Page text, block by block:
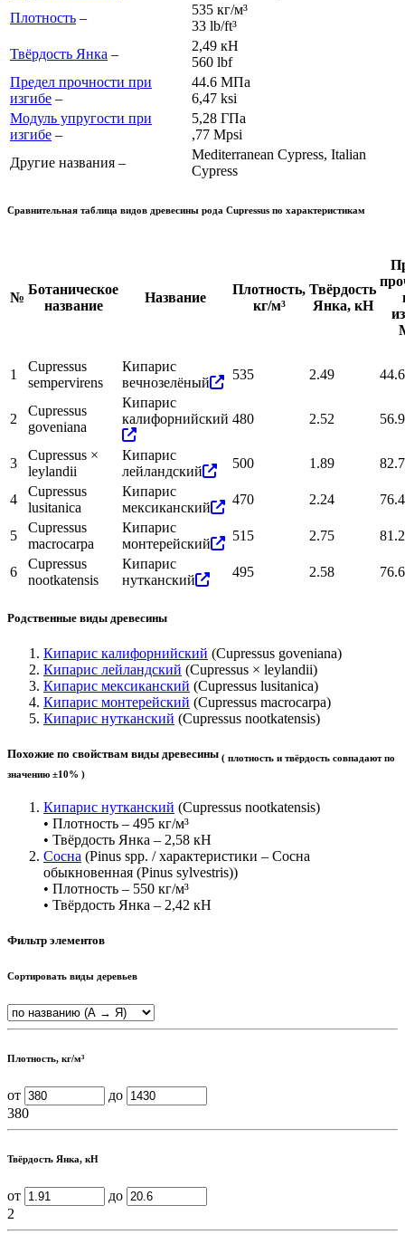
Плотность –
535 кг/м³
33 lb/ft³
Твёрдость Янка –
2,49 кН
560 lbf
Предел прочности при
изгибе –
44.6 МПа
6,47 ksi
Модуль упругости при
изгибе –
5,28 ГПа
,77 Mpsi
Другие названия –
Mediterranean Cypress, Italian
Cypress
Сравнительная таблица видов древесины рода Cupressus по характеристикам
№
Ботаническое
название
Название
Плотность,
кг/м³
Твёрдость
Янка, кН
1
Cupressus
sempervirens
Кипарис
вечнозелёный
535 2.49 44.6
2
Cupressus
goveniana
Кипарис
калифорнийский 480 2.52 56.9
3
Cupressus ×
leylandii
Кипарис
лейландский
500 1.89 82.7
4
Cupressus
lusitanica
Кипарис
мексиканский
470 2.24 76.4
5
Cupressus
macrocarpa
Кипарис
монтерейский
515 2.75 81.2
6
Cupressus
nootkatensis
Кипарис
нутканский
495 2.58 76.6
Родственные виды древесины
Кипарис калифорнийский (Cupressus goveniana)
Кипарис лейландский (Cupressus × leylandii)
Кипарис мексиканский (Cupressus lusitanica)
Кипарис монтерейский (Cupressus macrocarpa)
Кипарис нутканский (Cupressus nootkatensis)
Похожие по свойствам виды древесины ( плотность и твёрдость совпадают по
значению ±10% )
Кипарис нутканский (Cupressus nootkatensis)
• Плотность – 495 кг/м³
• Твёрдость Янка – 2,58 кН
Сосна (Pinus spp. / характеристики – Сосна
обыкновенная (Pinus sylvestris))
• Плотность – 550 кг/м³
• Твёрдость Янка – 2,42 кН
Фильтр элементов
Сортировать виды деревьев
Плотность, кг/м³
от
до
380
Твёрдость Янка, кН
от
до
2